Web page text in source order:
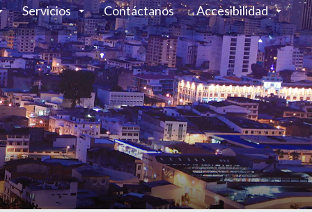
Servicios Contáctanos Accesibilidad